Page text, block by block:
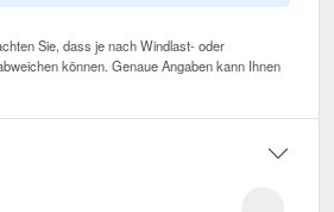
Sie, dass je nach Windlast- oder
können. Genaue Angaben kann Ihnen